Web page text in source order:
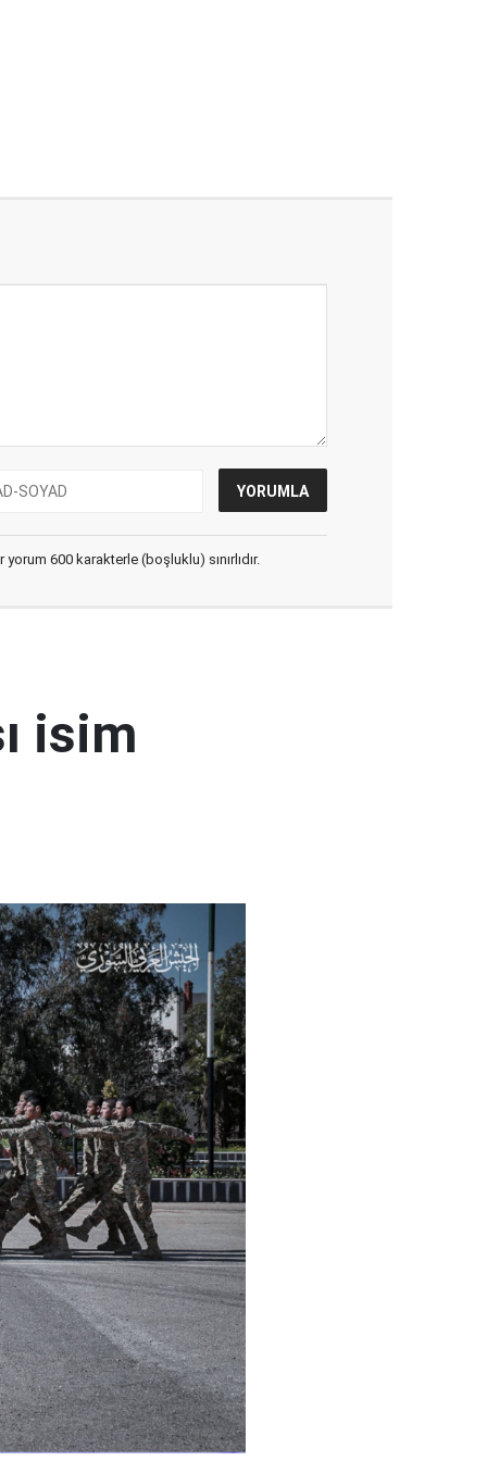
600 karakterle (boşluklu) sınırlıdır.
isim